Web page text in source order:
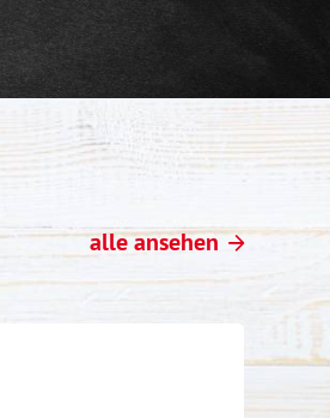
alle ansehen